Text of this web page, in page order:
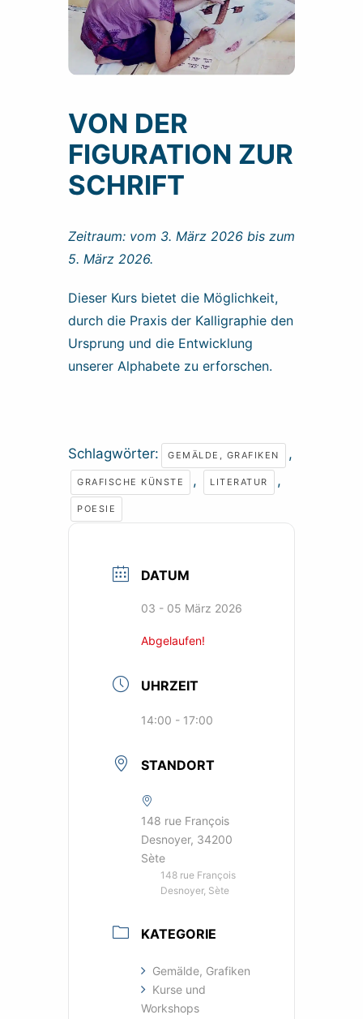
VON DER
FIGURATION ZUR
SCHRIFT
Zeitraum: vom 3. März 2026 bis zum
5. März 2026.
Dieser Kurs bietet die Möglichkeit,
durch die Praxis der Kalligraphie den
Ursprung und die Entwicklung
unserer Alphabete zu erforschen.
Schlagwörter: GEMÄLDE, GRAFIKEN ,
GRAFISCHE KÜNSTE , LITERATUR ,
POESIE
DATUM
03 - 05 März 2026
Abgelaufen!
UHRZEIT
14:00 - 17:00
STANDORT
148 rue François
Desnoyer, 34200
Sète
148 rue François
Desnoyer, Sète
KATEGORIE
Gemälde, Grafiken
Kurse und
Workshops